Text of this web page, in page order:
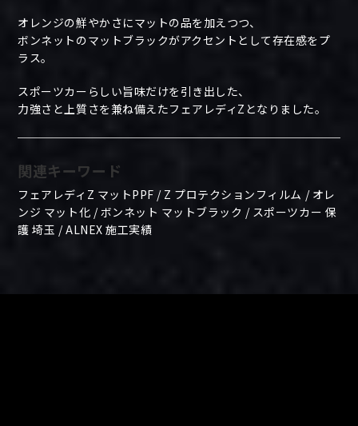
オレンジの鮮やかさにマットの品を加えつつ、
ボンネットのマットブラックがアクセントとして存在感をプ
ラス。
スポーツカーらしい旨味だけを引き出した、
力強さと上質さを兼ね備えたフェアレディZとなりました。
関連キーワード
フェアレディZ マットPPF / Z プロテクションフィルム / オレ
ンジ マット化 / ボンネット マットブラック / スポーツカー 保
護 埼玉 / ALNEX 施工実績